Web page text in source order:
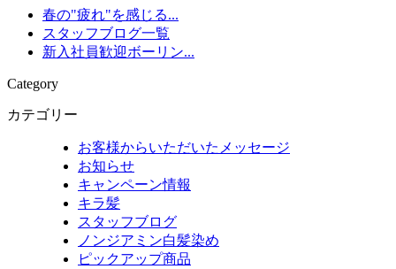
春の"疲れ"を感じる...
スタッフブログ一覧
新入社員歓迎ボーリン...
Category
カテゴリー
お客様からいただいたメッセージ
お知らせ
キャンペーン情報
キラ髪
スタッフブログ
ノンジアミン白髪染め
ピックアップ商品